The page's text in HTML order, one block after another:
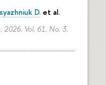
D. et al.
2026. Vol. 61. No. 3.